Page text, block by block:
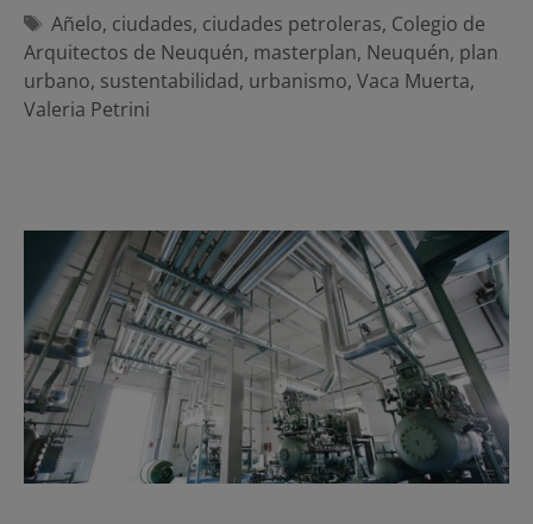
Etiquetas
Añelo, ciudades, ciudades petroleras, Colegio de
Arquitectos de Neuquén, masterplan, Neuquén, plan
urbano, sustentabilidad, urbanismo, Vaca Muerta,
Valeria Petrini